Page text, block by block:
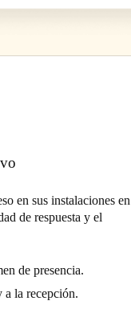
en sus instalaciones en
de respuesta y el
de presencia.
a la recepción.